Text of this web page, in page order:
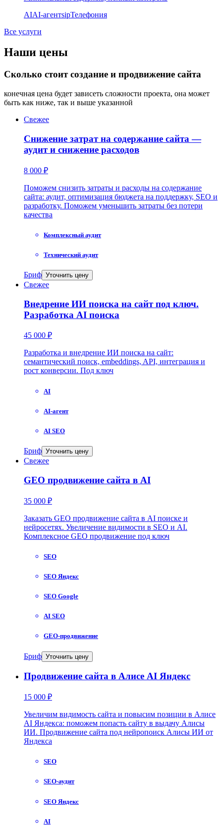
AIAI-агентsipТелефония
Все услуги
Наши цены
Сколько стоит создание и продвижение сайта
конечная цена будет зависеть сложности проекта, она может
быть как ниже, так и выше указанной
Свежее
Снижение затрат на содержание сайта —
аудит и снижение расходов
8 000 ₽
Поможем снизить затраты и расходы на содержание
сайта: аудит, оптимизация бюджета на поддержку, SEO и
разработку. Поможем уменьшить затраты без потери
качества
Комплексный аудит
Технический аудит
Бриф Уточнить цену
Свежее
Внедрение ИИ поиска на сайт под ключ.
Разработка AI поиска
45 000 ₽
Разработка и внедрение ИИ поиска на сайт:
семантический поиск, embeddings, API, интеграция и
рост конверсии. Под ключ
AI
AI-агент
AI SEO
Бриф Уточнить цену
Свежее
GEO продвижение сайта в AI
35 000 ₽
Заказать GEO продвижение сайта в AI поиске и
нейросетях. Увеличение видимости в SEO и AI.
Комплексное GEO продвижение под ключ
SEO
SEO Яндекс
SEO Google
AI SEO
GEO-продвижение
Бриф Уточнить цену
Продвижение сайта в Алисе AI Яндекс
15 000 ₽
Увеличим видимость сайта и повысим позиции в Алисе
AI Яндекса: поможем попасть сайту в выдачу Алисы
ИИ. Продвижение сайта под нейропоиск Алисы ИИ от
Яндекса
SEO
SEO-аудит
SEO Яндекс
AI